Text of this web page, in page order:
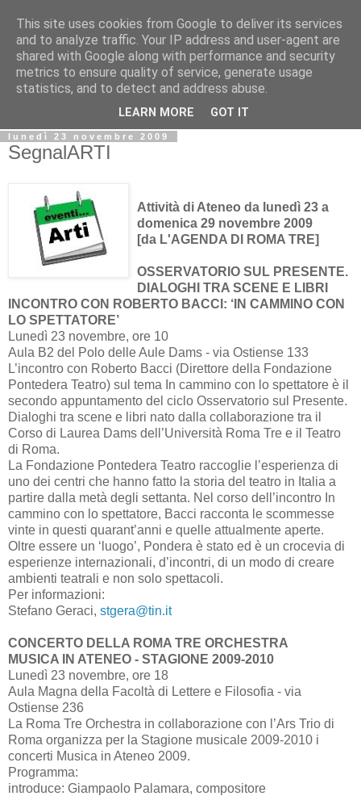
Biblio@rti in
Il Blog della Biblioteca di Area delle arti per condividere
informazioni iniziative incontri
lunedì 23 novembre 2009
SegnalARTI
Attività di Ateneo da lunedì 23 a
domenica 29 novembre 2009
[da L'AGENDA DI ROMA TRE]
OSSERVATORIO SUL PRESENTE.
DIALOGHI TRA SCENE E LIBRI
INCONTRO CON ROBERTO BACCI: ‘IN CAMMINO CON
LO SPETTATORE’
Lunedì 23 novembre, ore 10
Aula B2 del Polo delle Aule Dams - via Ostiense 133
L’incontro con Roberto Bacci (Direttore della Fondazione
Pontedera Teatro) sul tema In cammino con lo spettatore è il
secondo appuntamento del ciclo Osservatorio sul Presente.
Dialoghi tra scene e libri nato dalla collaborazione tra il
Corso di Laurea Dams dell’Università Roma Tre e il Teatro
di Roma.
La Fondazione Pontedera Teatro raccoglie l’esperienza di
uno dei centri che hanno fatto la storia del teatro in Italia a
partire dalla metà degli settanta. Nel corso dell’incontro In
cammino con lo spettatore, Bacci racconta le scommesse
vinte in questi quarant’anni e quelle attualmente aperte.
Oltre essere un ‘luogo’, Pondera è stato ed è un crocevia di
esperienze internazionali, d’incontri, di un modo di creare
ambienti teatrali e non solo spettacoli.
Per informazioni:
Stefano Geraci, stgera@tin.it
CONCERTO DELLA ROMA TRE ORCHESTRA
MUSICA IN ATENEO - STAGIONE 2009-2010
Lunedì 23 novembre, ore 18
Aula Magna della Facoltà di Lettere e Filosofia - via
Ostiense 236
La Roma Tre Orchestra in collaborazione con l’Ars Trio di
Roma organizza per la Stagione musicale 2009-2010 i
concerti Musica in Ateneo 2009.
Programma:
introduce: Giampaolo Palamara, compositore
This site uses cookies from Google to deliver its services
and to analyze traffic. Your IP address and user-agent are
shared with Google along with performance and security
metrics to ensure quality of service, generate usage
statistics, and to detect and address abuse.
LEARN MORE GOT IT